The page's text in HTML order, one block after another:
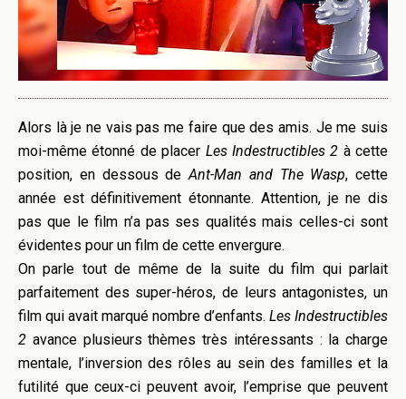
Alors là je ne vais pas me faire que des amis. Je me suis
moi-même étonné de placer Les Indestructibles 2 à cette
position, en dessous deAnt-Man and The Wasp, cette
année est définitivement étonnante. Attention, je ne dis
pas que le film n’a pas ses qualités mais celles-ci sont
évidentes pour un film de cette envergure.
On parle tout de même de la suite du film qui parlait
parfaitement des super-héros, de leurs antagonistes, un
film qui avait marqué nombre d’enfants. Les Indestructibles
2 avance plusieurs thèmes très intéressants : la charge
mentale, l’inversion des rôles au sein des familles et la
futilité que ceux-ci peuvent avoir, l’emprise que peuvent